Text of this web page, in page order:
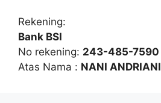
Rekening:
Bank BSI
No rekening: 243-485-7590
Atas Nama : NANI ANDRIANI